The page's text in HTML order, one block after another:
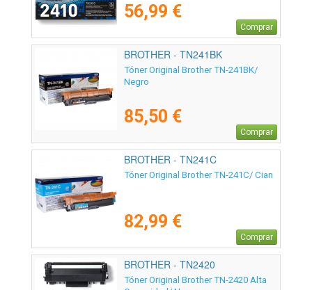
56,99 €
Comprar
BROTHER - TN241BK
Tóner Original Brother TN-241BK/
Negro
85,50 €
Comprar
BROTHER - TN241C
Tóner Original Brother TN-241C/ Cian
82,99 €
Comprar
BROTHER - TN2420
Tóner Original Brother TN-2420 Alta